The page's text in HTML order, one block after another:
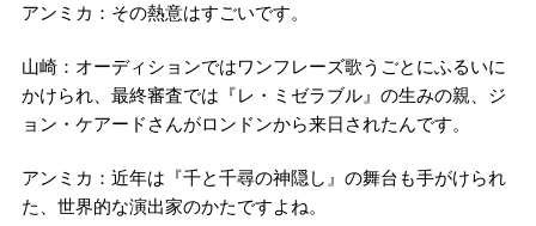
アンミカ：その熱意はすごいです。
山崎：オーディションではワンフレーズ歌うごとにふるいに
かけられ、最終審査では『レ・ミゼラブル』の生みの親、ジ
ョン・ケアードさんがロンドンから来日されたんです。
アンミカ：近年は『千と千尋の神隠し』の舞台も手がけられ
た、世界的な演出家のかたですよね。